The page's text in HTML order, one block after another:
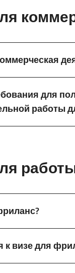
для
работы
к визе для